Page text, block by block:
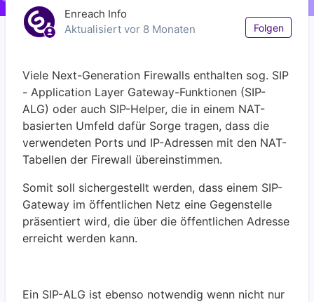
Enreach Info
Aktualisiert vor 8 Monaten Folgen
Viele Next-Generation Firewalls enthalten sog. SIP
- Application Layer Gateway-Funktionen (SIP-
ALG) oder auch SIP-Helper, die in einem NAT-
basierten Umfeld dafür Sorge tragen, dass die
verwendeten Ports und IP-Adressen mit den NAT-
Tabellen der Firewall übereinstimmen.
Somit soll sichergestellt werden, dass einem SIP-
Gateway im öffentlichen Netz eine Gegenstelle
präsentiert wird, die über die öffentlichen Adresse
erreicht werden kann.
Ein SIP-ALG ist ebenso notwendig wenn nicht nur